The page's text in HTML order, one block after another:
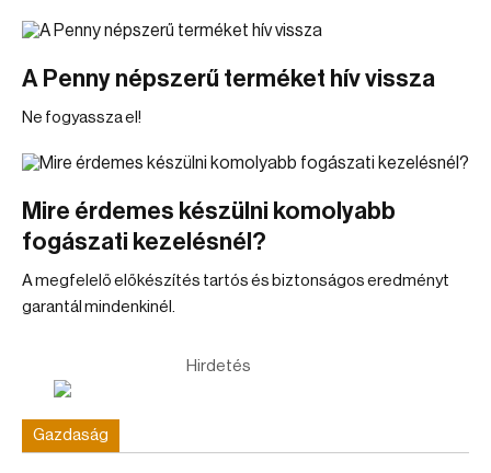
A Penny népszerű terméket hív vissza
Ne fogyassza el!
Mire érdemes készülni komolyabb
fogászati kezelésnél?
A megfelelő előkészítés tartós és biztonságos eredményt
garantál mindenkinél.
Hirdetés
Gazdaság